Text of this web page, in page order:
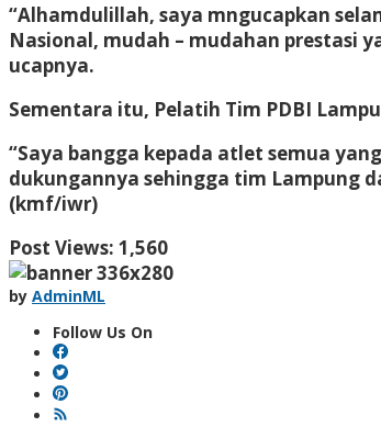
“Alhamdulillah, saya mngucapkan
Nasional, mudah – mudahan prestasi
ucapnya.
Sementara itu, Pelatih Tim PDBI
“Saya bangga kepada atlet semua
dukungannya sehingga tim Lampung
(kmf/iwr)
Post Views: 1,560
by AdminML
Follow Us On